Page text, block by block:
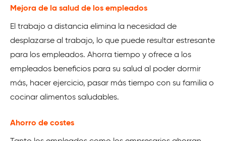
Mejora de la salud de los empleados
El trabajo a distancia elimina la necesidad de
desplazarse al trabajo, lo que puede resultar estresante
para los empleados. Ahorra tiempo y ofrece a los
empleados beneficios para su salud al poder dormir
más, hacer ejercicio, pasar más tiempo con su familia o
cocinar alimentos saludables.
Ahorro de costes